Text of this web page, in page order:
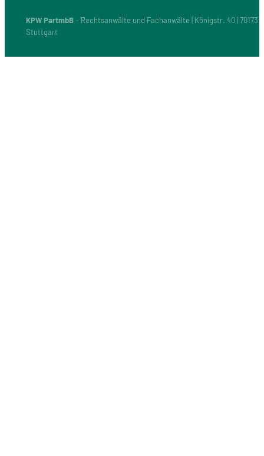
KPW PartmbB– Rechtsanwälte und Fachanwälte | Königstr. 40 | 70173
Stuttgart